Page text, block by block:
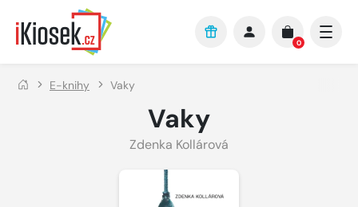
Přejít na hlavní obsah
0
E-knihy Vaky
Vaky
Zdenka Kollárová